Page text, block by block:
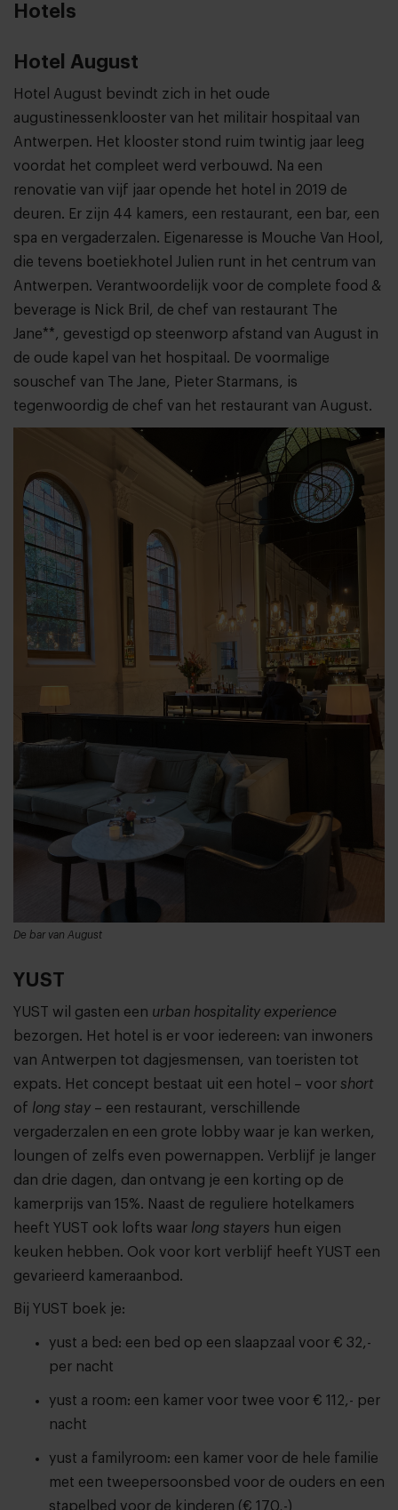
Hotels
Hotel August
Hotel August bevindt zich in het oude
augustinessenklooster van het militair hospitaal van
Antwerpen. Het klooster stond ruim twintig jaar leeg
voordat het compleet werd verbouwd. Na een
renovatie van vijf jaar opende het hotel in 2019 de
deuren. Er zijn 44 kamers, een restaurant, een bar, een
spa en vergaderzalen. Eigenaresse is Mouche Van Hool,
die tevens boetiekhotel Julien runt in het centrum van
Antwerpen. Verantwoordelijk voor de complete food &
beverage is Nick Bril, de chef van restaurant The
Jane**, gevestigd op steenworp afstand van August in
de oude kapel van het hospitaal. De voormalige
souschef van The Jane, Pieter Starmans, is
tegenwoordig de chef van het restaurant van August.
De bar van August
YUST
YUST wil gasten een urban hospitality experience
bezorgen. Het hotel is er voor iedereen: van inwoners
van Antwerpen tot dagjesmensen, van toeristen tot
expats. Het concept bestaat uit een hotel – voor short
of long stay – een restaurant, verschillende
vergaderzalen en een grote lobby waar je kan werken,
loungen of zelfs even powernappen. Verblijf je langer
dan drie dagen, dan ontvang je een korting op de
kamerprijs van 15%. Naast de reguliere hotelkamers
heeft YUST ook lofts waar long stayers hun eigen
keuken hebben. Ook voor kort verblijf heeft YUST een
gevarieerd kameraanbod.
Bij YUST boek je:
yust a bed: een bed op een slaapzaal voor € 32,-
per nacht
yust a room: een kamer voor twee voor € 112,- per
nacht
yust a familyroom: een kamer voor de hele familie
met een tweepersoonsbed voor de ouders en een
stapelbed voor de kinderen (€ 170,-)